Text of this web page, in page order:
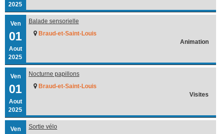
2025
Ven
01
Aout
2025
Balade sensorielle
Braud-et-Saint-Louis
Animation
Ven
01
Aout
2025
Nocturne papillons
Braud-et-Saint-Louis
Visites
Ven
Sortie vélo